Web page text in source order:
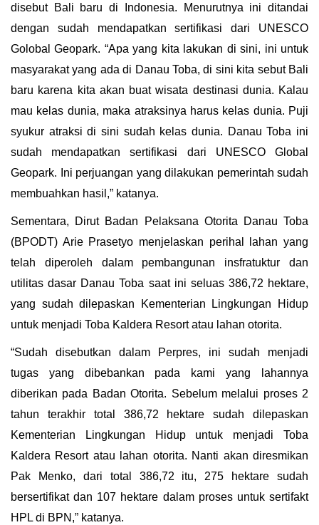
disebut Bali baru di Indonesia. Menurutnya ini ditandai
dengan sudah mendapatkan sertifikasi dari UNESCO
Golobal Geopark. “Apa yang kita lakukan di sini, ini untuk
masyarakat yang ada di Danau Toba, di sini kita sebut Bali
baru karena kita akan buat wisata destinasi dunia. Kalau
mau kelas dunia, maka atraksinya harus kelas dunia. Puji
syukur atraksi di sini sudah kelas dunia. Danau Toba ini
sudah mendapatkan sertifikasi dari UNESCO Global
Geopark. Ini perjuangan yang dilakukan pemerintah sudah
membuahkan hasil,” katanya.
Sementara, Dirut Badan Pelaksana Otorita Danau Toba
(BPODT) Arie Prasetyo menjelaskan perihal lahan yang
telah diperoleh dalam pembangunan insfratuktur dan
utilitas dasar Danau Toba saat ini seluas 386,72 hektare,
yang sudah dilepaskan Kementerian Lingkungan Hidup
untuk menjadi Toba Kaldera Resort atau lahan otorita.
“Sudah disebutkan dalam Perpres, ini sudah menjadi
tugas yang dibebankan pada kami yang lahannya
diberikan pada Badan Otorita. Sebelum melalui proses 2
tahun terakhir total 386,72 hektare sudah dilepaskan
Kementerian Lingkungan Hidup untuk menjadi Toba
Kaldera Resort atau lahan otorita. Nanti akan diresmikan
Pak Menko, dari total 386,72 itu, 275 hektare sudah
bersertifikat dan 107 hektare dalam proses untuk sertifakt
HPL di BPN,” katanya.